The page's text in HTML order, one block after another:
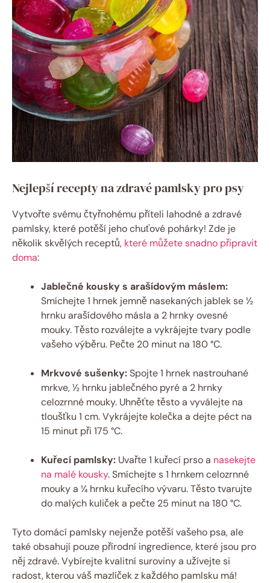
Nejlepší recepty na zdravé pamlsky pro psy
Vytvořte svému čtyřnohému příteli lahodné a zdravé
pamlsky, které potěší jeho chuťové pohárky! Zde je
několik skvělých receptů, které můžete snadno připravit
doma:
Jablečné kousky s arašídovým máslem:
Smíchejte 1 hrnek jemně nasekaných jablek se ½
hrnku arašídového másla a 2 hrnky ovesné
mouky. Těsto rozválejte a vykrájejte tvary podle
vašeho výběru. Pečte 20 minut na 180 °C.
Mrkvové sušenky:Spojte 1 hrnek nastrouhané
mrkve, ½ hrnku jablečného pyré a 2 hrnky
celozrnné mouky. Uhněťte těsto a vyválejte na
tloušťku 1 cm. Vykrájejte kolečka a dejte péct na
15 minut při 175 °C.
Kuřecí pamlsky: Uvařte 1 kuřecí prso a nasekejte
na malé kousky. Smíchejte s 1 hrnkem celozrnné
mouky a ¼ hrnku kuřecího vývaru. Těsto tvarujte
do malých kuliček a pečte 25 minut na 180 °C.
Tyto domácí pamlsky nejenže potěší vašeho psa, ale
také obsahují pouze přírodní ingredience, které jsou pro
něj zdravé. Vybírejte kvalitní suroviny a užívejte si
radost, kterou váš mazlíček z každého pamlsku má!